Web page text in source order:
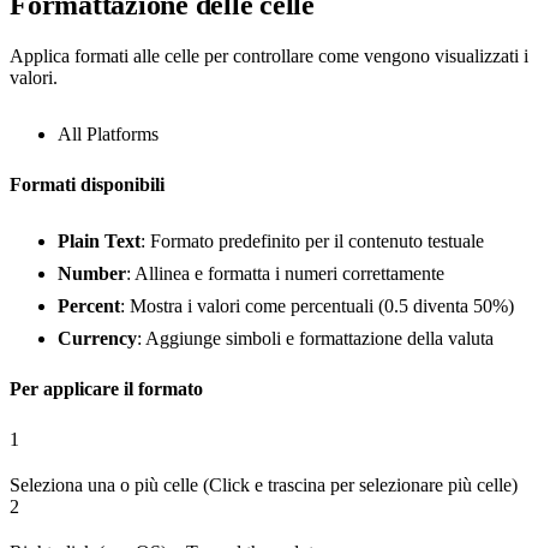
Applica formati alle celle per controllare come vengono visualizzati i
valori.
All Platforms
Formati disponibili
Plain Text: Formato predefinito per il contenuto testuale
Number: Allinea e formatta i numeri correttamente
Percent: Mostra i valori come percentuali (0.5 diventa 50%)
Currency: Aggiunge simboli e formattazione della valuta
Per applicare il formato
1
Seleziona una o più celle (Click e trascina per selezionare più celle)
2